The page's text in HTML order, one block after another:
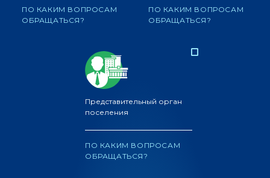
ПО КАКИМ ВОПРОСАМ
ОБРАЩАТЬСЯ?
ПО КАКИМ ВОПРОСАМ
ОБРАЩАТЬСЯ?
Представительный орган
поселения
ПО КАКИМ ВОПРОСАМ
ОБРАЩАТЬСЯ?